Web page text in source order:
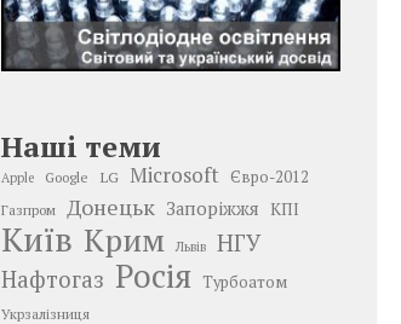
Наші теми
Apple Google LG Microsoft Євро-2012
Газпром Донецьк Запоріжжя КПІ
Київ Крим Львів
НГУ
Нафтогаз Росія Турбоатом
Укрзалізниця